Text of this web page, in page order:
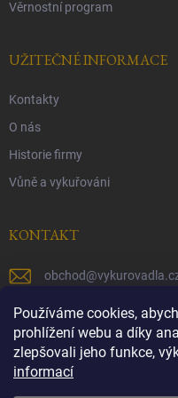
Používáme cookies,
prohlížení webu a díky
zlepšovali jeho funkce,
informací
Věrnostní program
UŽITEČNÉ INFORMACE
Kontakty
O nás
Historie firmy
Vůně a vykuřováni
KONTAKT
obchod@
+420 603 149 699
https://
https://